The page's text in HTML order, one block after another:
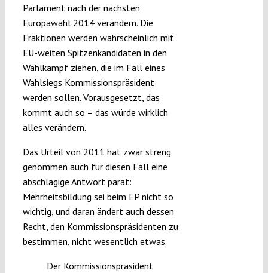
Parlament nach der nächsten
Europawahl 2014 verändern. Die
Fraktionen werden wahrscheinlich mit
EU-weiten Spitzenkandidaten in den
Wahlkampf ziehen, die im Fall eines
Wahlsiegs Kommissionspräsident
werden sollen. Vorausgesetzt, das
kommt auch so – das würde wirklich
alles verändern.
Das Urteil von 2011 hat zwar streng
genommen auch für diesen Fall eine
abschlägige Antwort parat:
Mehrheitsbildung sei beim EP nicht so
wichtig, und daran ändert auch dessen
Recht, den Kommissionspräsidenten zu
bestimmen, nicht wesentlich etwas.
Der Kommissionspräsident